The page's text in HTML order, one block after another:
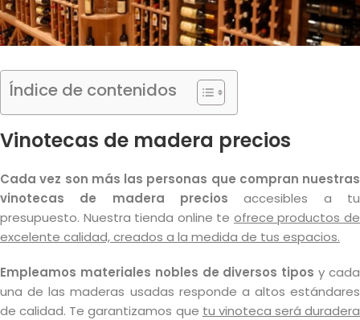
Índice de contenidos
Vinotecas de madera precios
Cada vez son más las personas que compran nuestras
vinotecas de madera
precios accesibles a tu
presupuesto. Nuestra tienda online te ofrece productos de
excelente calidad, creados a la medida de tus espacios.
Empleamos materiales nobles de diversos tipos y cada
una de las maderas usadas responde a altos estándares
de calidad. Te garantizamos que tu vinoteca será duradera